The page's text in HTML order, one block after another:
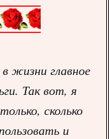
жизни главное
Так вот, я
сколько
и